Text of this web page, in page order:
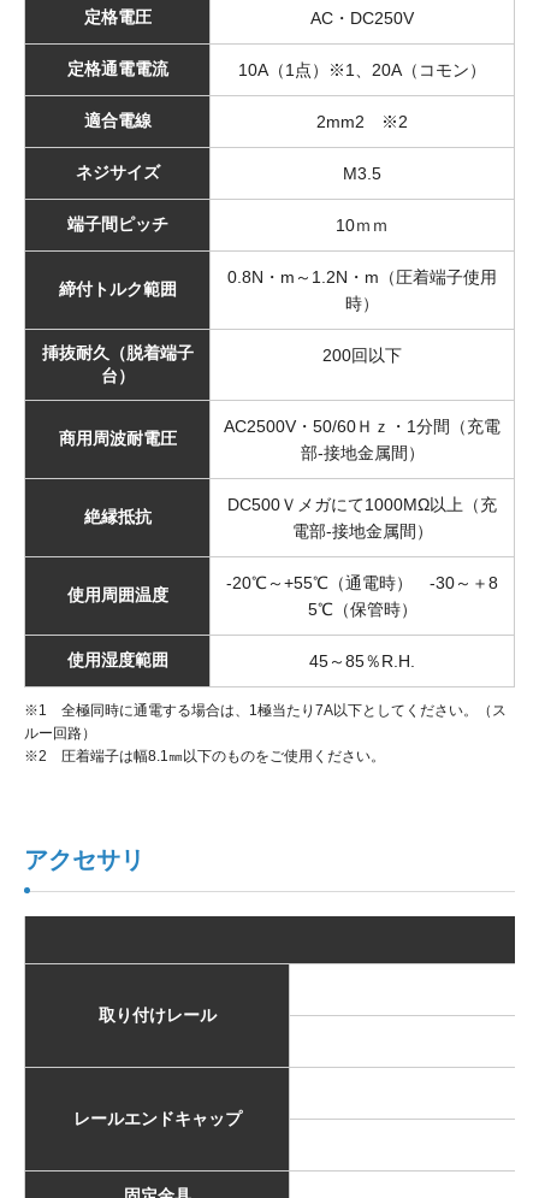
定格電圧 AC・DC250V
定格通電電流 10A（1点）※1、20A（コモン）
適合電線 2mm2 ※2
ネジサイズ M3.5
端子間ピッチ 10ｍｍ
締付トルク範囲
0.8N・m～1.2N・m（圧着端子使用
時）
挿抜耐久（脱着端子
台）
200回以下
商用周波耐電圧
AC2500V・50/60Ｈｚ・1分間（充電
部-接地金属間）
絶縁抵抗
DC500Ｖメガにて1000MΩ以上（充
電部-接地金属間）
使用周囲温度
-20℃～+55℃（通電時） -30～＋8
5℃（保管時）
使用湿度範囲 45～85％R.H.
※1 全極同時に通電する場合は、1極当たり7A以下としてください。（ス
ルー回路）
※2 圧着端子は幅8.1㎜以下のものをご使用ください。
アクセサリ
取り付けレール
レールエンドキャップ